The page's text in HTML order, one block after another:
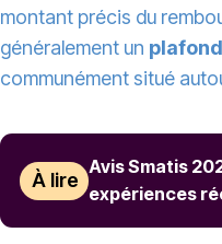
montant précis du
généralement un
communément situé
À lire
Avis Smatis
expériences